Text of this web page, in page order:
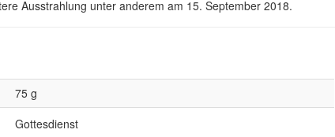
Ausstrahlung unter anderem am 15. September 2018.
75 g
Gottesdienst